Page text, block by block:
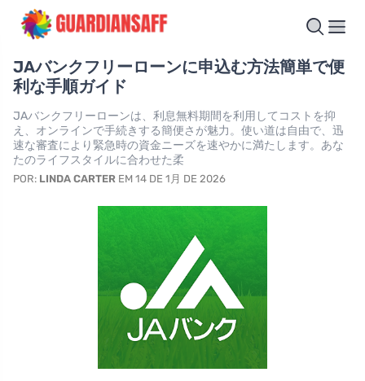
JAバンクフリーローンに申込む方法簡単で便
利な手順ガイド
JAバンクフリーローンは、利息無料期間を利用してコストを抑
え、オンラインで手続きする簡便さが魅力。使い道は自由で、迅
速な審査により緊急時の資金ニーズを速やかに満たします。あな
たのライフスタイルに合わせた柔
POR: LINDA CARTER EM 14 DE 1月 DE 2026